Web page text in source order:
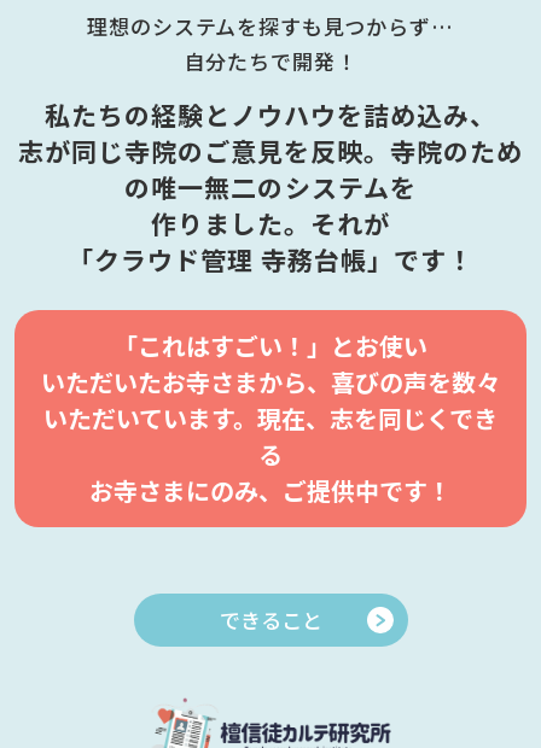
理想のシステムを探すも見つからず…
自分たちで開発！
私たちの経験とノウハウを詰め込み、
志が同じ寺院のご意見を反映。寺院のため
の唯一無二のシステムを
作りました。 それが
「クラウド管理 寺務台帳」です！
「これはすごい！」とお使い
いただいたお寺さまから、 喜びの声を数々
いただいています。 現在、志を同じくでき
る
お寺さまにのみ、ご提供中です！
できること